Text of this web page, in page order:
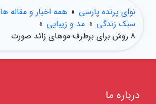
نوای پرنده پارسی » همه اخبار و مقاله ها
سبک زندگی » مد و زیبایی »
8 روش برای برطرف موهای زائد صورت
درباره ما